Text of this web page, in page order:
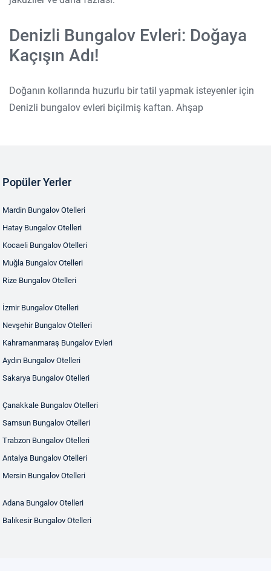
Denizli Bungalov Evleri: Doğaya
Kaçışın Adı!
Doğanın kollarında huzurlu bir tatil yapmak isteyenler için
Denizli bungalov evleri biçilmiş kaftan. Ahşap
Popüler Yerler
Mardin Bungalov Otelleri
Hatay Bungalov Otelleri
Kocaeli Bungalov Otelleri
Muğla Bungalov Otelleri
Rize Bungalov Otelleri
İzmir Bungalov Otelleri
Nevşehir Bungalov Otelleri
Kahramanmaraş Bungalov Evleri
Aydın Bungalov Otelleri
Sakarya Bungalov Otelleri
Çanakkale Bungalov Otelleri
Samsun Bungalov Otelleri
Trabzon Bungalov Otelleri
Antalya Bungalov Otelleri
Mersin Bungalov Otelleri
Adana Bungalov Otelleri
Balıkesir Bungalov Otelleri